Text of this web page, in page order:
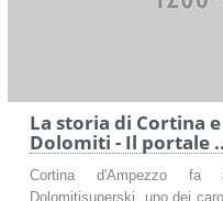
La storia di Cortina
Dolomiti - Il portale
Cortina d'Ampezzo fa
Dolomitisuperski, uno dei